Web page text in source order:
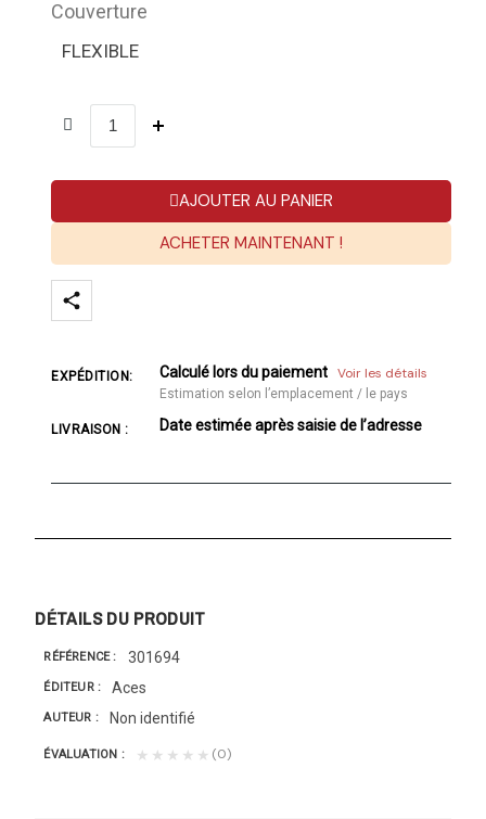
Couverture
FLEXIBLE
AJOUTER AU PANIER
ACHETER MAINTENANT !
EXPÉDITION: Calculé lors du paiement Voir les détails
Estimation selon l’emplacement / le pays
LIVRAISON : Date estimée après saisie de l’adresse
DÉTAILS DU PRODUIT
RÉFÉRENCE 301694
ÉDITEUR Aces
AUTEUR Non identifié
ÉVALUATION ★★★★★ (0)